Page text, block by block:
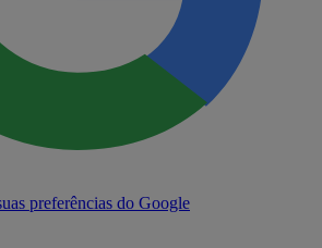
preferências do Google